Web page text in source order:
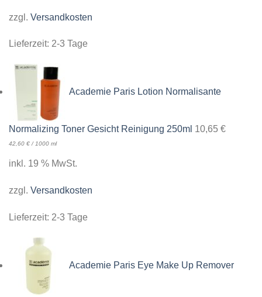
zzgl. Versandkosten
Lieferzeit: 2-3 Tage
Academie Paris Lotion Normalisante
Normalizing Toner Gesicht Reinigung 250ml 10,65 €
42,60 € / 1000 ml
inkl. 19 % MwSt.
zzgl. Versandkosten
Lieferzeit: 2-3 Tage
Academie Paris Eye Make Up Remover